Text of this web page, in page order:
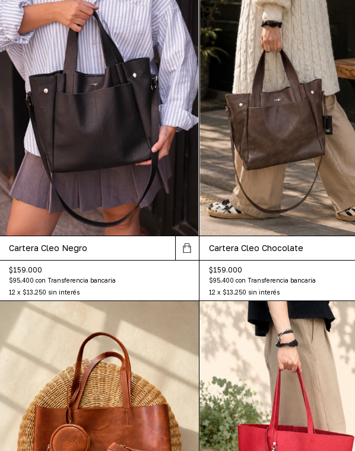
Cartera Cleo Negro
$159.000
$95.400 con Transferencia bancaria
12 x $13.250 sin interés
Cartera Cleo Chocolate
$159.000
$95.400 con Transferencia bancaria
12 x $13.250 sin interés